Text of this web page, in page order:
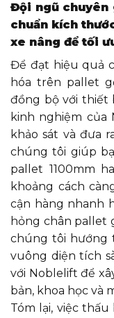
Đội ngũ chuyên
chuẩn kích
xe nâng để tối
Để đạt hiệu quả
hóa trên pallet
đồng bộ với thiết
kinh nghiệm của
khảo sát và đưa
chúng tôi giúp
pallet 1100mm
khoảng cách
cận hàng nhanh
hỏng chân pallet
chúng tôi hướng
vuông diện tích
với Noblelift để
bản, khoa học và
Tóm lại, việc